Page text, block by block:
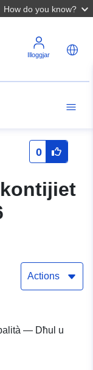
How do you know?
Illoggjar
0
Actions
— Dħul u